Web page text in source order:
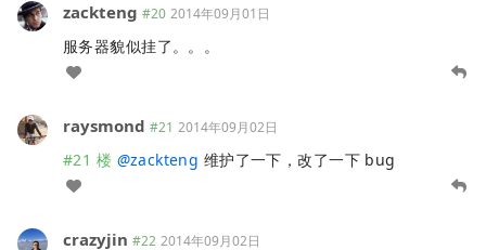
zackteng #20 2014年09月01日
服务器貌似挂了。。。
raysmond #21 2014年09月02日
#21 楼 @zackteng 维护了一下，改了一下 bug
crazyjin #22 2014年09月02日